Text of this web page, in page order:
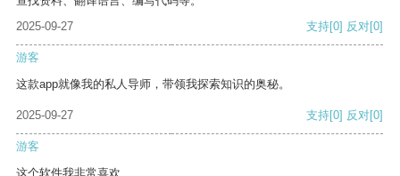
2025-09-27
支持[0] 反对[0]
游客
这款app就像我的私人导师，带领我探索知识的奥秘。
2025-09-27 支持[0] 反对[0]
游客
这个软件我非常喜欢